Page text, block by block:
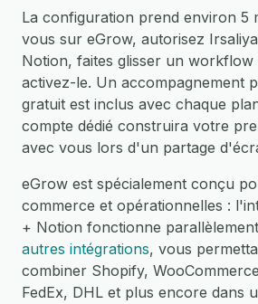
La configuration prend environ 5
vous sur eGrow, autorisez
Notion, faites glisser un workflow
activez-le. Un accompagnement
gratuit est inclus avec chaque
compte dédié construira votre
avec vous lors d'un partage
eGrow est spécialement conçu
commerce et opérationnelles :
+ Notion fonctionne
autres intégrations, vous
combiner Shopify,
FedEx, DHL et plus encore dans